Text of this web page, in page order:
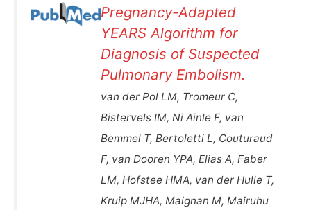
Pregnancy-Adapted
YEARS Algorithm for
Diagnosis of Suspected
Pulmonary Embolism.
van der Pol LM, Tromeur C,
Bistervels IM, Ni Ainle F, van
Bemmel T, Bertoletti L, Couturaud
F, van Dooren YPA, Elias A, Faber
LM, Hofstee HMA, van der Hulle T,
Kruip MJHA, Maignan M, Mairuhu